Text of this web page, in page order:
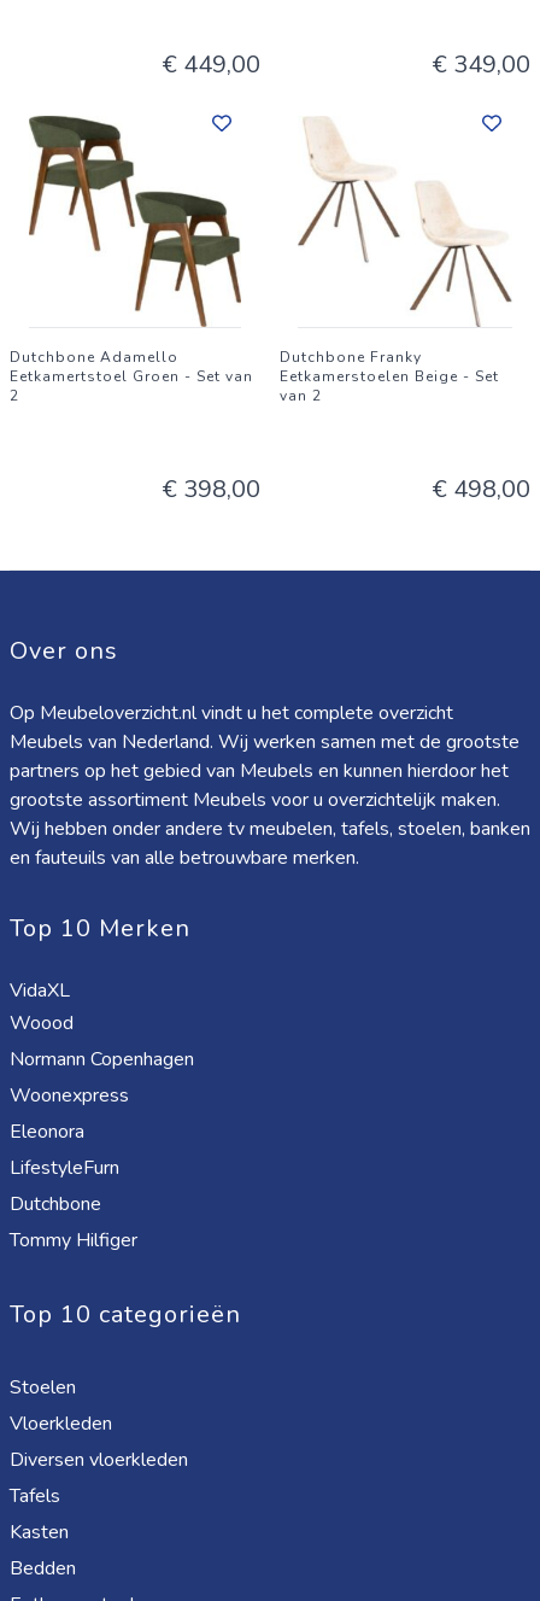
€ 449,00 € 349,00
Dutchbone Adamello
Eetkamertstoel Groen - Set van
2
€ 398,00
Dutchbone Franky
Eetkamerstoelen Beige - Set
van 2
€ 498,00
Over ons
Op Meubeloverzicht.nl vindt u het complete overzicht
Meubels van Nederland. Wij werken samen met de grootste
partners op het gebied van Meubels en kunnen hierdoor het
grootste assortiment Meubels voor u overzichtelijk maken.
Wij hebben onder andere tv meubelen, tafels, stoelen, banken
en fauteuils van alle betrouwbare merken.
Top 10 Merken
VidaXL
Woood
Normann Copenhagen
Woonexpress
Eleonora
LifestyleFurn
Dutchbone
Tommy Hilfiger
Top 10 categorieën
Stoelen
Vloerkleden
Diversen vloerkleden
Tafels
Kasten
Bedden